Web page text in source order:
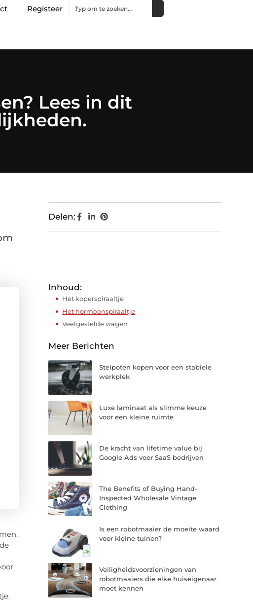
Registeer
Lees in dit
Delen:
Inhoud:
Het koperspiraaltje
Het hormoonspiraaltje
Veelgestelde vragen
Meer Berichten
Stelpoten kopen voor een stabiele
werkplek
Luxe laminaat als slimme keuze
voor een kleine ruimte
De kracht van lifetime value bij
Google Ads voor SaaS bedrijven
The Benefits of Buying Hand-
Inspected Wholesale Vintage
Clothing
Is een robotmaaier de moeite waard
voor kleine tuinen?
Veiligheidsvoorzieningen van
robotmaaiers die elke huiseigenaar
moet kennen